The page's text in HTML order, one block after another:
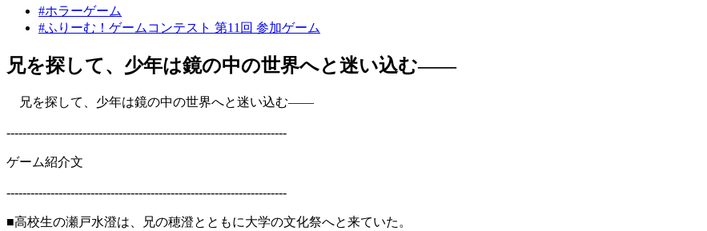
#ホラーゲーム
#ふりーむ！ゲームコンテスト 第11回 参加ゲーム
兄を探して、少年は鏡の中の世界へと迷い込む――
兄を探して、少年は鏡の中の世界へと迷い込む――
----------------------------------------------------------------------
ゲーム紹介文
----------------------------------------------------------------------
■高校生の瀬戸水澄は、兄の穂澄とともに大学の文化祭へと来ていた。